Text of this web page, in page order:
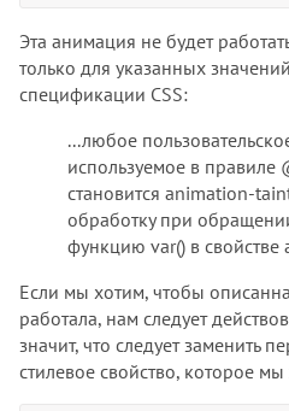
Эта анимация не будет
только для указанных
спецификации CSS:
...любое
используемое в правиле
становится animation-
обработку при
функцию var() в свойстве
Если мы хотим, чтобы
работала, нам следует
значит, что следует заменить
стилевое свойство, которое